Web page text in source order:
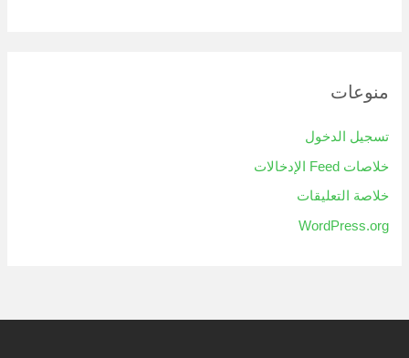
منوعات
تسجيل الدخول
خلاصات Feed الإدخالات
خلاصة التعليقات
WordPress.org